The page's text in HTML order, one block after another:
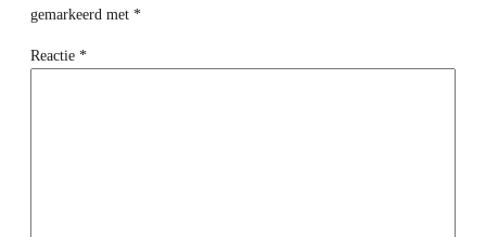
gemarkeerd met *
Reactie *